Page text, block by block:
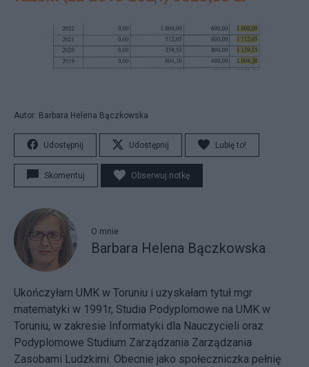
Autor: Barbara Helena Bączkowska
Udostępnij Udostępnij Lubię to!
Skomentuj Obserwuj notkę
O mnie
Barbara Helena Bączkowska
Ukończyłam UMK w Toruniu i uzyskałam tytuł mgr
matematyki w 1991r, Studia Podyplomowe na UMK w
Toruniu, w zakresie Informatyki dla Nauczycieli oraz
Podyplomowe Studium Zarządzania Zarządzania
Zasobami Ludzkimi. Obecnie jako społeczniczka pełnię